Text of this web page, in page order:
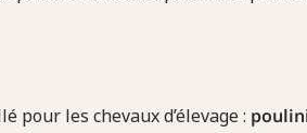
pour les chevaux d’élevage :